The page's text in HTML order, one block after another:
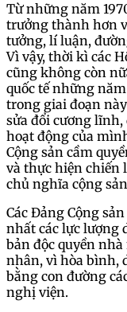
Từ những năm
trưởng thành hơn
tưởng, lí luận,
Vì vậy, thời kì các
cũng không còn
quốc tế những năm
trong giai đoạn
sửa đổi cương
hoạt động của
Cộng sản cầm
và thực hiện chiến
chủ nghĩa cộng
Các Đảng Cộng
nhất các lực lượng
bản độc quyền
nhân, vì hòa bình,
bằng con đường
nghị viện.